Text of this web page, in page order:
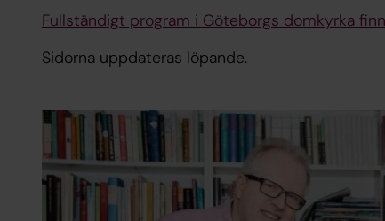
Fullständigt program i Göteborgs domkyrka
Sidorna uppdateras löpande.